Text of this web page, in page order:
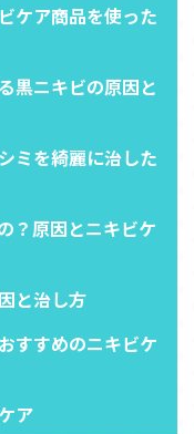
ケア商品を使った
黒ニキビの原因と
ミを綺麗に治した
？原因とニキビケ
と治し方
すすめのニキビケ
ア